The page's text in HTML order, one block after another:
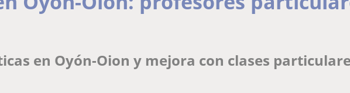
en Oyón-Oion y mejora con clases